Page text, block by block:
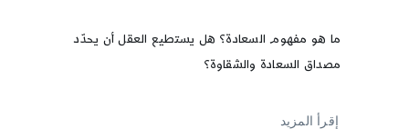
ما هو مفهوم السعادة؟ هل يستطيع العقل أن يحدّد
مصداق السعادة والشقاوة؟
إقرأ المزيد